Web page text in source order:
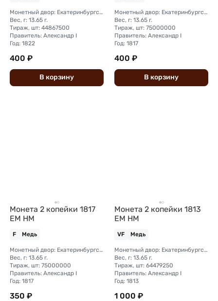
Монетный двор: Екатеринбургский монетный двор
Вес, г: 13.65 г.
Тираж, шт: 44867500
Правитель: Александр I
Год: 1822
400 ₽
В корзину
Монетный двор: Екатеринбургский монетный двор
Вес, г: 13.65 г.
Тираж, шт: 75000000
Правитель: Александр I
Год: 1817
400 ₽
В корзину
Монета 2 копейки 1817
ЕМ НМ
F Медь
Монетный двор: Екатеринбургский монетный двор
Вес, г: 13.65 г.
Тираж, шт: 75000000
Правитель: Александр I
Год: 1817
350 ₽
Монета 2 копейки 1813
ЕМ НМ
VF Медь
Монетный двор: Екатеринбургский монетный двор
Вес, г: 13.65 г.
Тираж, шт: 64479250
Правитель: Александр I
Год: 1813
1 000 ₽